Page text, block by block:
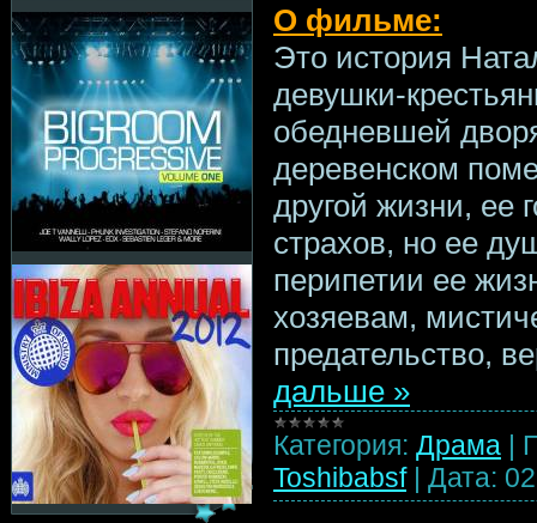
О фильме:
Это история
девушки-
обедневшей
деревенском
другой жизни, ее
страхов, но ее
перипетии ее
хозяевам,
предательство,
дальше »
Категория: Драма |
Toshibabsf | Дата: